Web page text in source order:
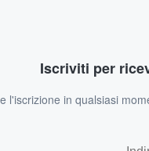
Iscriviti per
l'iscrizione in qualsiasi